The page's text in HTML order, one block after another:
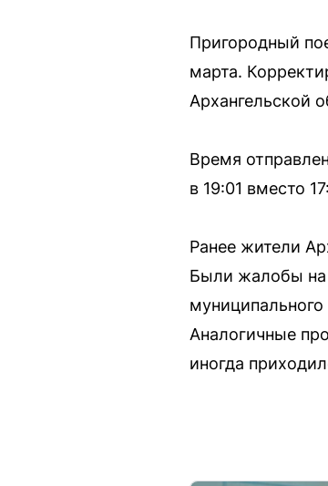
Пригородный
марта.
Архангельской
Время
в 19:01 вместо
Ранее жители
Были жалобы на
Аналогичные
иногда